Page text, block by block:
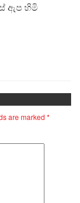
ඇප හිමි
are marked *